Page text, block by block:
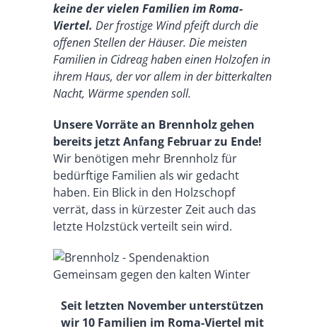
keine der vielen Familien im Roma-
Viertel. Der frostige Wind pfeift durch die
offenen Stellen der Häuser. Die meisten
Familien in Cidreag haben einen Holzofen in
ihrem Haus, der vor allem in der bitterkalten
Nacht, Wärme spenden soll.
Unsere Vorräte an Brennholz gehen
bereits jetzt Anfang Februar zu Ende!
Wir benötigen mehr Brennholz für
bedürftige Familien als wir gedacht
haben. Ein Blick in den Holzschopf
verrät, dass in kürzester Zeit auch das
letzte Holzstück verteilt sein wird.
Seit letzten November unterstützen
wir 10 Familien im Roma-Viertel mit